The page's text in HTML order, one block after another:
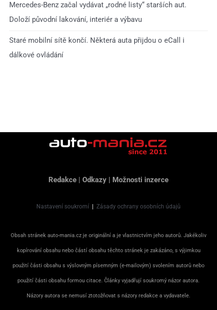
Mercedes-Benz začal vydávat „rodné listy“ starších aut.
Doloží původní lakování, interiér a výbavu
Staré mobilní sítě končí. Některá auta přijdou o eCall i
dálkové ovládání
Redakce | Odkazy | Možnosti inzerce
Nastavení soukromí Zásady ochrany osobních údajů
Obsah stránek auto-mania.cz je originální a je vlastnictvím jeho autorů. Jakékoliv
kopírování obsahu nebo částí obsahu těchto stránek je zakázáno, s výjimkou
použití části obsahu s výslovným písemným (e-mailovým) svolením autorů nebo
použití části obsahu formou citace. Články vyjadřují soukromý názor autora.
Názory autora se nemusí ztotožňovat s názory redakce a vydavatele.